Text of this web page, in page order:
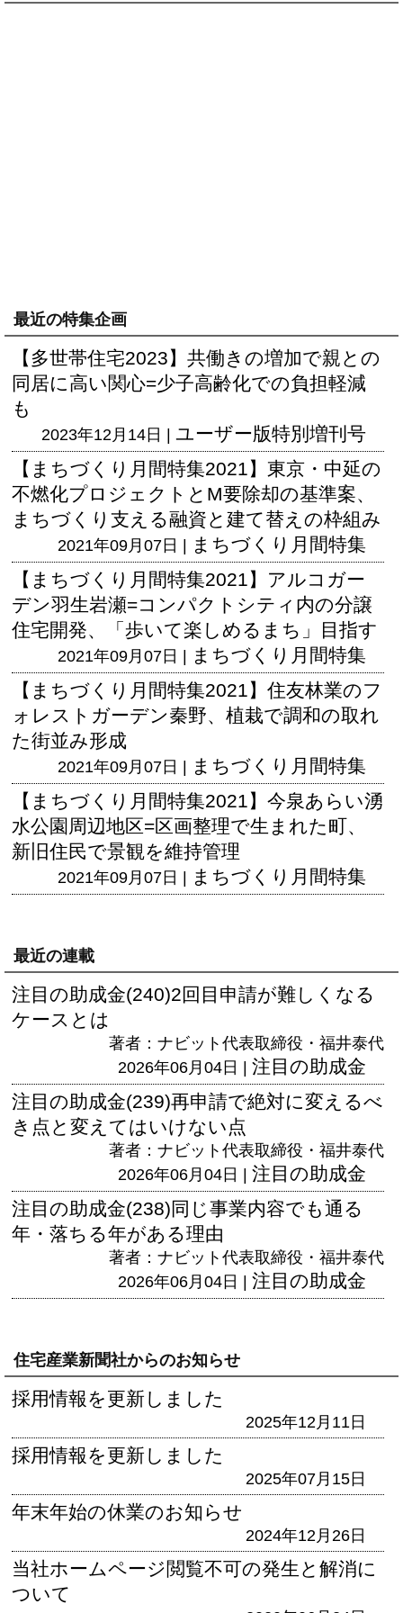
最近の特集企画
【多世帯住宅2023】共働きの増加で親との
同居に高い関心=少子高齢化での負担軽減
も
2023年12月14日 | ユーザー版特別増刊号
【まちづくり月間特集2021】東京・中延の
不燃化プロジェクトとM要除却の基準案、
まちづくり支える融資と建て替えの枠組み
2021年09月07日 | まちづくり月間特集
【まちづくり月間特集2021】アルコガー
デン羽生岩瀬=コンパクトシティ内の分譲
住宅開発、「歩いて楽しめるまち」目指す
2021年09月07日 | まちづくり月間特集
【まちづくり月間特集2021】住友林業のフ
ォレストガーデン秦野、植栽で調和の取れ
た街並み形成
2021年09月07日 | まちづくり月間特集
【まちづくり月間特集2021】今泉あらい湧
水公園周辺地区=区画整理で生まれた町、
新旧住民で景観を維持管理
2021年09月07日 | まちづくり月間特集
最近の連載
注目の助成金(240)2回目申請が難しくなる
ケースとは
著者：ナビット代表取締役・福井泰代
2026年06月04日 | 注目の助成金
注目の助成金(239)再申請で絶対に変えるべ
き点と変えてはいけない点
著者：ナビット代表取締役・福井泰代
2026年06月04日 | 注目の助成金
注目の助成金(238)同じ事業内容でも通る
年・落ちる年がある理由
著者：ナビット代表取締役・福井泰代
2026年06月04日 | 注目の助成金
住宅産業新聞社からのお知らせ
採用情報を更新しました
2025年12月11日
採用情報を更新しました
2025年07月15日
年末年始の休業のお知らせ
2024年12月26日
当社ホームページ閲覧不可の発生と解消に
ついて